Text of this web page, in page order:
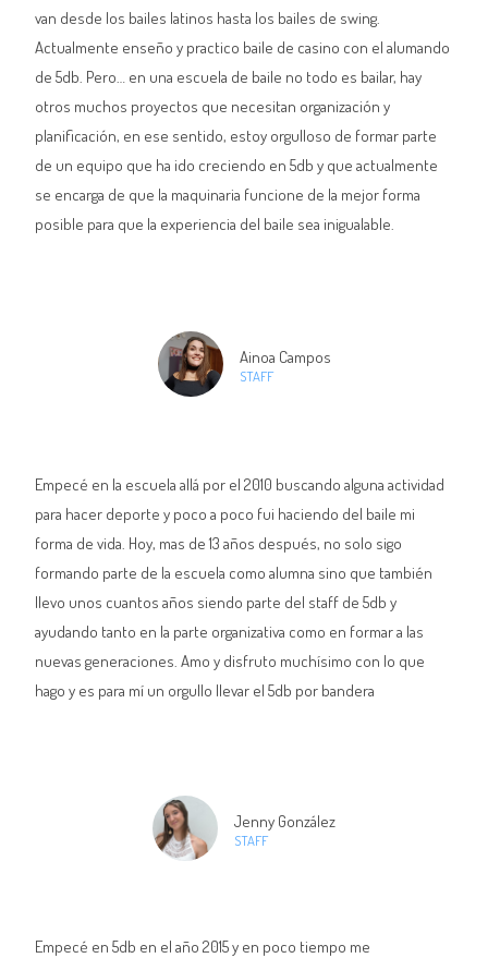
van desde los bailes latinos hasta los bailes de swing.
Actualmente enseño y practico baile de casino con el alumando
de 5db. Pero… en una escuela de baile no todo es bailar, hay
otros muchos proyectos que necesitan organización y
planificación, en ese sentido, estoy orgulloso de formar parte
de un equipo que ha ido creciendo en 5db y que actualmente
se encarga de que la maquinaria funcione de la mejor forma
posible para que la experiencia del baile sea inigualable.
Ainoa Campos
STAFF
Empecé en la escuela allá por el 2010 buscando alguna actividad
para hacer deporte y poco a poco fui haciendo del baile mi
forma de vida. Hoy, mas de 13 años después, no solo sigo
formando parte de la escuela como alumna sino que también
llevo unos cuantos años siendo parte del staff de 5db y
ayudando tanto en la parte organizativa como en formar a las
nuevas generaciones. Amo y disfruto muchísimo con lo que
hago y es para mí un orgullo llevar el 5db por bandera
Jenny González
STAFF
Empecé en 5db en el año 2015 y en poco tiempo me